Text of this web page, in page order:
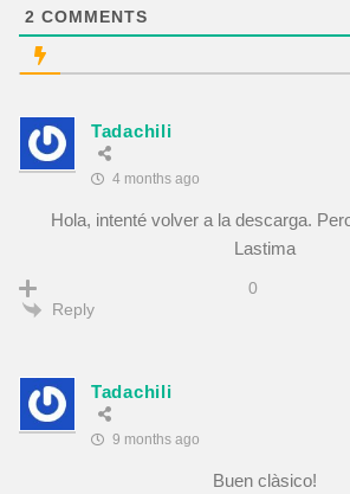
2 COMMENTS
Tadachili
4 months ago
Hola, intenté volver a la descarga.
Lastima
0
Reply
Tadachili
9 months ago
Buen clàsico!